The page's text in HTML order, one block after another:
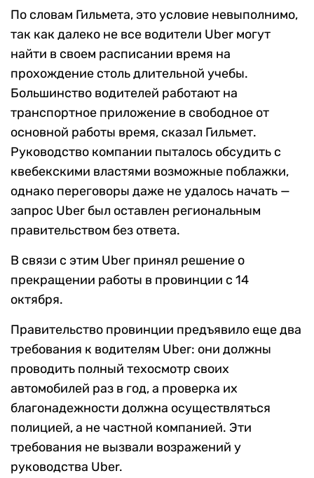
По словам Гильмета, это условие невыполнимо,
так как далеко не все водители Uber могут
найти в своем расписании время на
прохождение столь длительной учебы.
Большинство водителей работают на
транспортное приложение в свободное от
основной работы время, сказал Гильмет.
Руководство компании пыталось обсудить с
квебекскими властями возможные поблажки,
однако переговоры даже не удалось начать —
запрос Uber был оставлен региональным
правительством без ответа.
В связи с этим Uber принял решение о
прекращении работы в провинции с 14
октября.
Правительство провинции предъявило еще два
требования к водителям Uber: они должны
проводить полный техосмотр своих
автомобилей раз в год, а проверка их
благонадежности должна осуществляться
полицией, а не частной компанией. Эти
требования не вызвали возражений у
руководства Uber.